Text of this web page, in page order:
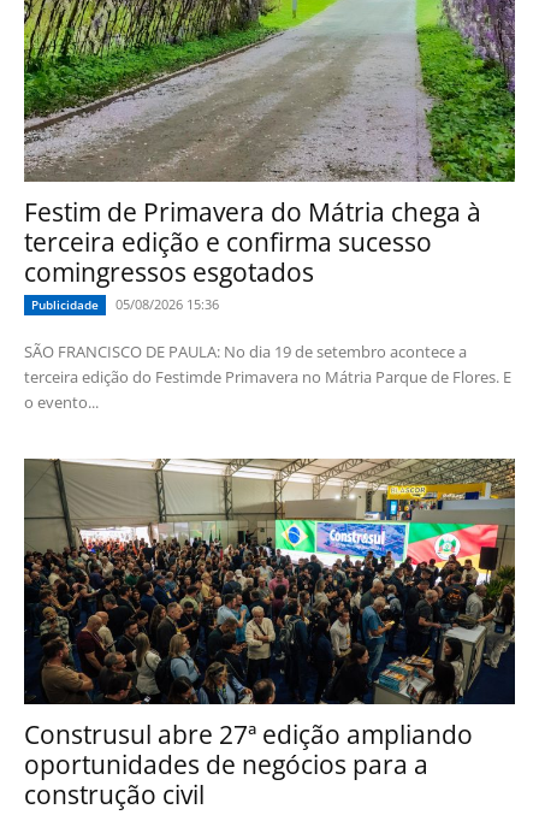
Festim de Primavera do Mátria chega à
terceira edição e confirma sucesso
comingressos esgotados
Publicidade 05/08/2026 15:36
SÃO FRANCISCO DE PAULA: No dia 19 de setembro acontece a
terceira edição do Festimde Primavera no Mátria Parque de Flores. E
o evento...
Construsul abre 27ª edição ampliando
oportunidades de negócios para a
construção civil